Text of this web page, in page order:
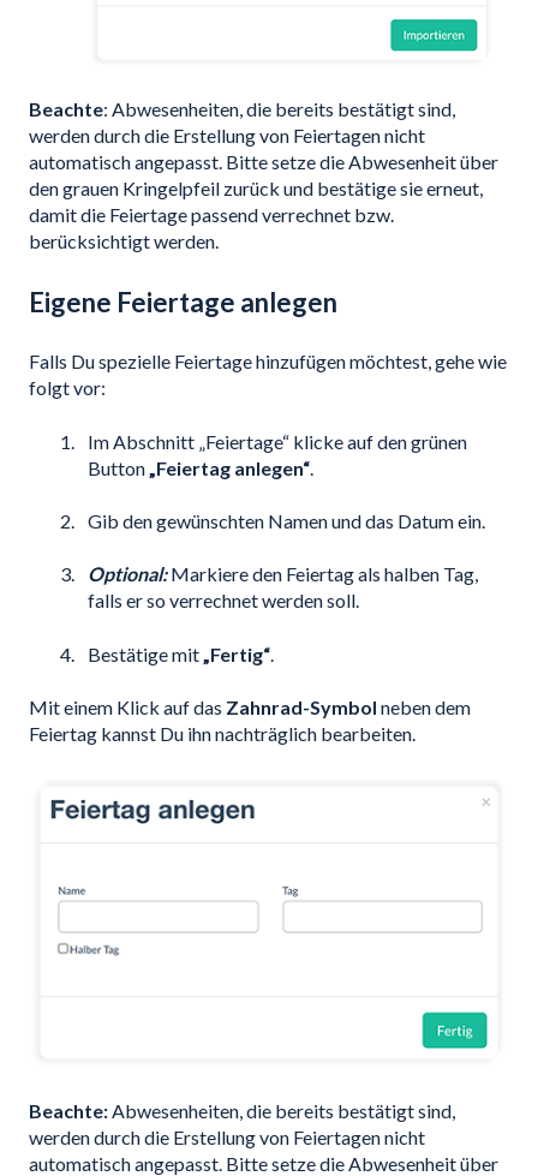
Beachte: Abwesenheiten, die bereits bestätigt sind,
werden durch die Erstellung von Feiertagen nicht
automatisch angepasst. Bitte setze die Abwesenheit über
den grauen Kringelpfeil zurück und bestätige sie erneut,
damit die Feiertage passend verrechnet bzw.
berücksichtigt werden.
Eigene Feiertage anlegen
Falls Du spezielle Feiertage hinzufügen möchtest, gehe wie
folgt vor:
Im Abschnitt „Feiertage“ klicke auf den grünen
Button „Feiertag anlegen“
Gib den gewünschten Namen und das Datum ein.
Optional:Markiere den Feiertag als halben Tag,
falls er so verrechnet werden soll.
Bestätige mit „Fertig“
Mit einem Klick auf das Zahnrad-Symbol neben dem
Feiertag kannst Du ihn nachträglich bearbeiten.
Beachte: Abwesenheiten, die bereits bestätigt sind,
werden durch die Erstellung von Feiertagen nicht
automatisch angepasst. Bitte setze die Abwesenheit über